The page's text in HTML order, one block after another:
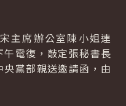
席辦公室陳小姐連
電復，敲定張秘書長
黨部親送邀請函，由